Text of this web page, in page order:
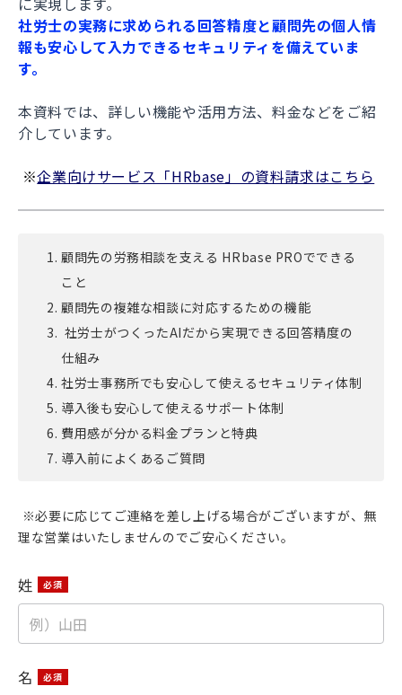
社労士の実務に求められる回答精度と顧問先の個人情
報も安心して入力できるセキュリティを備えていま
す。
本資料では、詳しい機能や活用方法、料金などをご紹
介しています。
※企業向けサービス「HRbase」の資料請求はこちら
顧問先の労務相談を支える HRbase PROでできる
こと
顧問先の複雑な相談に対応するための機能
社労士がつくったAIだから実現できる回答精度の
仕組み
社労士事務所でも安心して使えるセキュリティ体制
導入後も安心して使えるサポート体制
費用感が分かる料金プランと特典
導入前によくあるご質問
※必要に応じてご連絡を差し上げる場合がございますが、無
理な営業はいたしませんのでご安心ください。
姓
名